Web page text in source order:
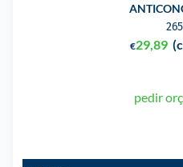
€29,89
pedir